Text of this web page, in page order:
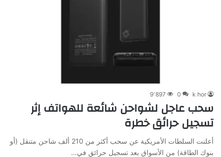
k hor
0 9٬897
سحب عاجل لشواحن شائعة للهواتف إثر
تسجيل حرائق خطرة
أعلنت السلطات الأمريكية عن سحب أكثر من 210 ألف شاحن متنقل (أو
بنوك الطاقة) من الأسواق بعد تسجيل حرائق في…